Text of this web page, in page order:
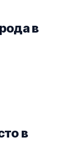
в
в